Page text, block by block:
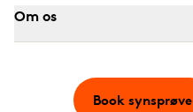
Om os
Book synsprøve